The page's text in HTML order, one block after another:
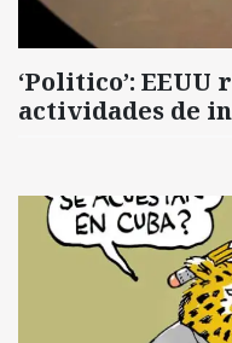
‘Politico’:
actividades de